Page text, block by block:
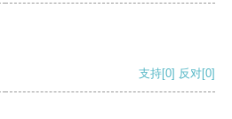
支持[0] 反对[0]